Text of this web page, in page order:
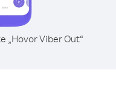
„Hovor Viber Out“